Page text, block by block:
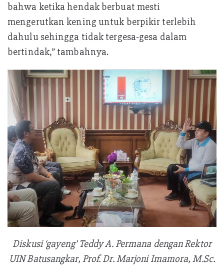
bahwa ketika hendak berbuat mesti
mengerutkan kening untuk berpikir terlebih
dahulu sehingga tidak tergesa-gesa dalam
bertindak,” tambahnya.
Diskusi ‘gayeng’ Teddy A. Permana dengan Rektor
UIN Batusangkar, Prof. Dr. Marjoni Imamora, M.Sc.